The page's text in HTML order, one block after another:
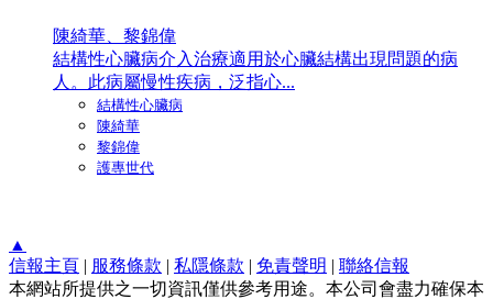
陳綺華、黎錦偉
結構性心臟病介入治療適用於心臟結構出現問題的病
人。此病屬慢性疾病，泛指心...
結構性心臟病
陳綺華
黎錦偉
護專世代
▲
信報主頁 | 服務條款 | 私隱條款 | 免責聲明 | 聯絡信報
本網站所提供之一切資訊僅供參考用途。本公司會盡力確保本